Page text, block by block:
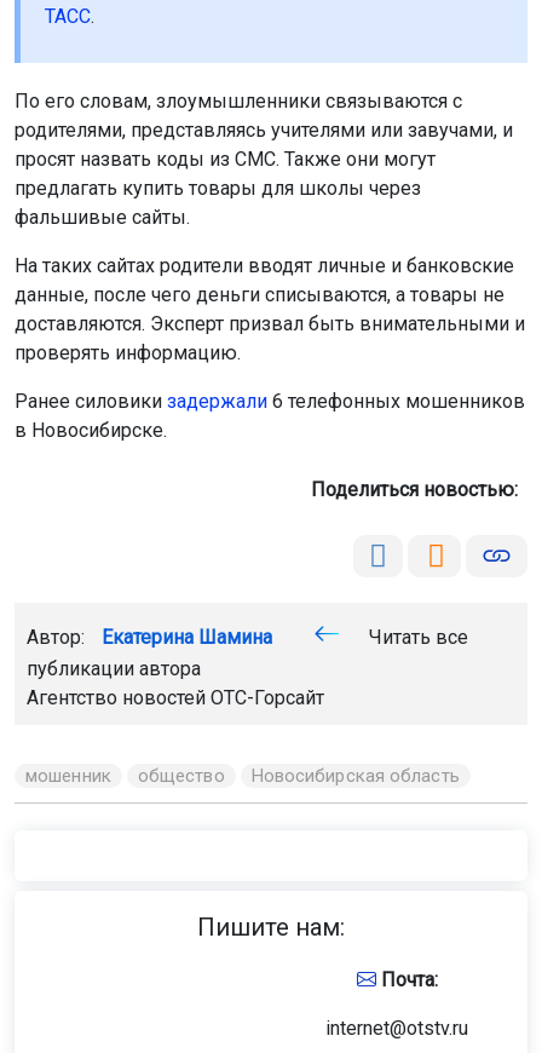
ТАСС.
По его словам, злоумышленники связываются с
родителями, представляясь учителями или завучами, и
просят назвать коды из СМС. Также они могут
предлагать купить товары для школы через
фальшивые сайты.
На таких сайтах родители вводят личные и банковские
данные, после чего деньги списываются, а товары не
доставляются. Эксперт призвал быть внимательными и
проверять информацию.
Ранее силовики задержали 6 телефонных мошенников
в Новосибирске.
Поделиться новостью:
Автор: Екатерина Шамина
Читать все
публикации автора
Агентство новостей ОТС-Горсайт
мошенник общество Новосибирская область
Пишите нам:
Почта:
internet@otstv.ru